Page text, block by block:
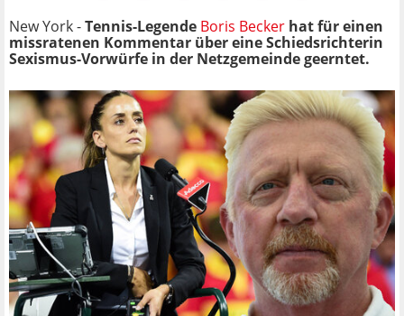
New York -Tennis-Legende Boris Becker hat für einen
missratenen Kommentar über eine Schiedsrichterin
Sexismus-Vorwürfe in der Netzgemeinde geerntet.